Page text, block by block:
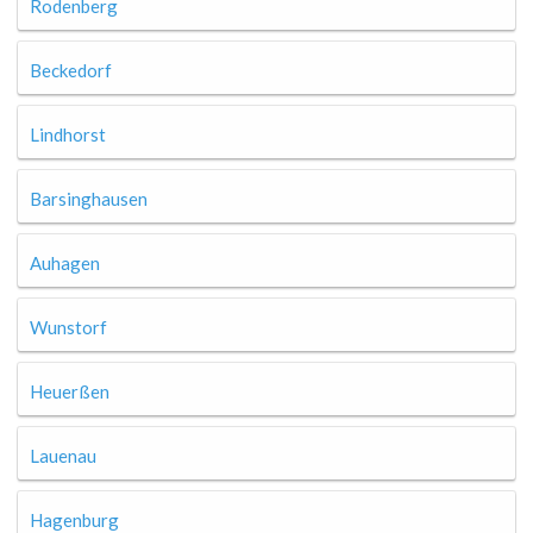
Rodenberg
Beckedorf
Lindhorst
Barsinghausen
Auhagen
Wunstorf
Heuerßen
Lauenau
Hagenburg